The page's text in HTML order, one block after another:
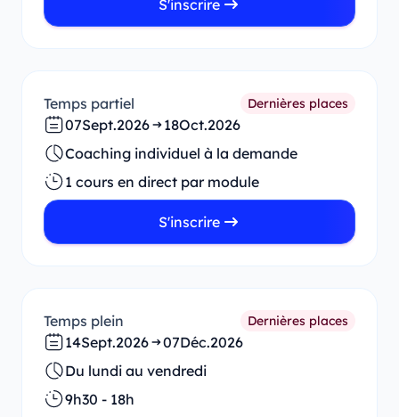
S'inscrire
Temps partiel Dernières places
07Sept.2026 18Oct.2026
Coaching individuel à la demande
1 cours en direct par module
S'inscrire
Temps plein Dernières places
14Sept.2026 07Déc.2026
Du lundi au vendredi
9h30 - 18h